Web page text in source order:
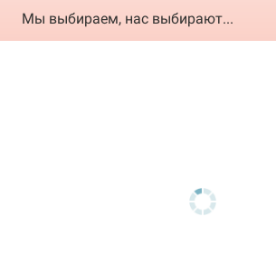
Мы выбираем, нас выбирают...